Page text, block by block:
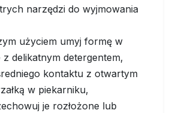
narzędzi do wyjmowania
użyciem umyj formę w
z delikatnym detergentem,
kontaktu z otwartym
w piekarniku,
je rozłożone lub